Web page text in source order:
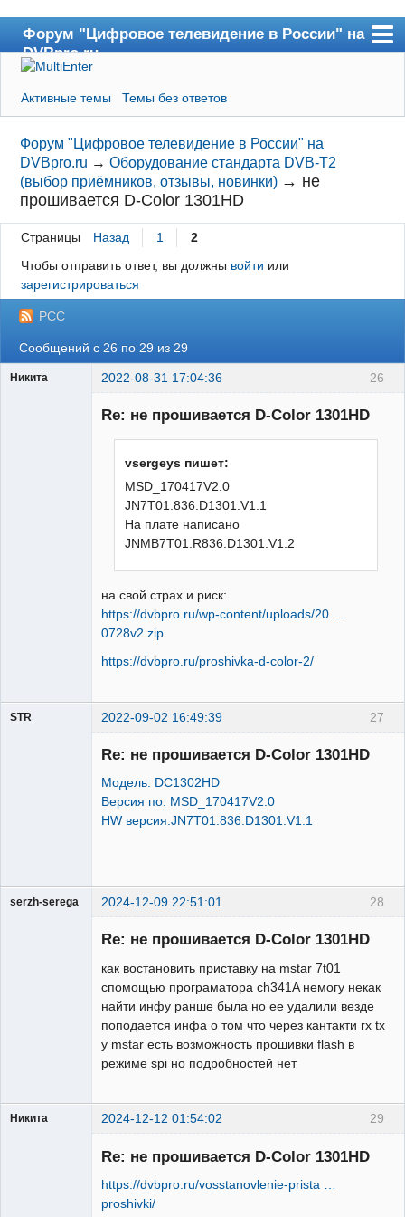
Форум "Цифровое телевидение в России" на
DVBpro.ru
Форум
Сайт DVBpro.ru
Поиск
Регистрация
Вход
Активные темы Темы без ответов
Форум "Цифровое телевидение в России" на
DVBpro.ru →Оборудование стандарта DVB-T2
(выбор приёмников, отзывы, новинки) → не
прошивается D-Color 1301HD
Страницы Назад 1
2
Чтобы отправить ответ, вы должны войти или
зарегистрироваться
РСС
Сообщений с 26 по 29 из 29
26
Никита 2022-08-31 17:04:36
Re: не прошивается D-Color 1301HD
vsergeys пишет:
MSD_170417V2.0
JN7T01.836.D1301.V1.1
На плате написано
JNMB7T01.R836.D1301.V1.2
на свой страх и риск:
https://dvbpro.ru/wp-content/uploads/20 …
0728v2.zip
https://dvbpro.ru/proshivka-d-color-2/
27
STR 2022-09-02 16:49:39
Re: не прошивается D-Color 1301HD
Модель: DC1302HD
Версия по: MSD_170417V2.0
HW версия:JN7T01.836.D1301.V1.1
28
serzh-serega 2024-12-09 22:51:01
Re: не прошивается D-Color 1301HD
как востановить приставку на mstar 7t01
спомощью програматора ch341A немогу некак
найти инфу ранше была но ее удалили везде
поподается инфа о том что через кантакти rx tx
у mstar есть возможность прошивки flash в
режиме spi но подробностей нет
29
Никита 2024-12-12 01:54:02
Re: не прошивается D-Color 1301HD
https://dvbpro.ru/vosstanovlenie-prista …
proshivki/